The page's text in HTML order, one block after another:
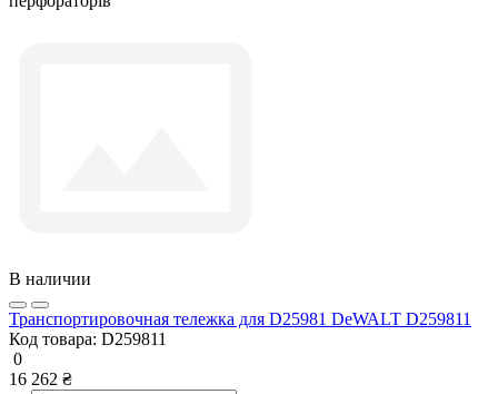
В наличии
Транспортировочная тележка для D25981 DeWALT D259811
Код товара: D259811
0
16 262 ₴